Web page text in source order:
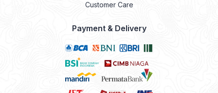
Customer Care
Payment & Delivery